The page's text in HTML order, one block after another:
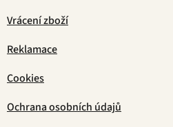
Vrácení zboží
Reklamace
Cookies
Ochrana osobních údajů